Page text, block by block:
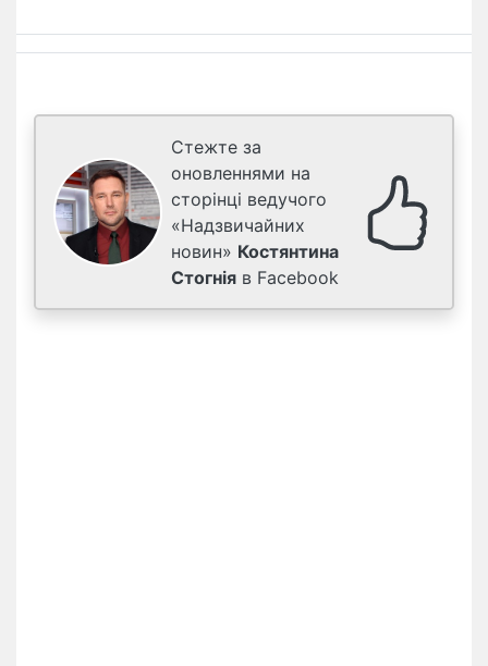
Стежте за
оновленнями на
сторінці ведучого
«Надзвичайних
новин» Костянтина
Стогнія в Facebook